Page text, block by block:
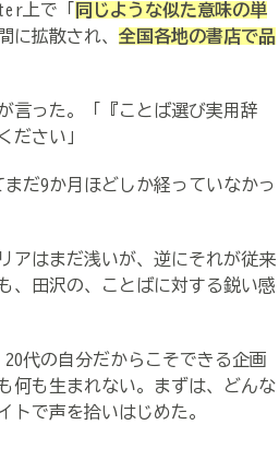
上で「
同じような似た意味の単
に拡散され、 全国各地の書店で品
言った。「『ことば選び実用辞
ださい」
だ9か月ほどしか経っていなかっ
アはまだ浅いが、逆にそれが従来
、田沢の、ことばに対する鋭い感
代の自分だからこそできる企画
何も生まれない。まずは、どんな
トで声を拾いはじめた。